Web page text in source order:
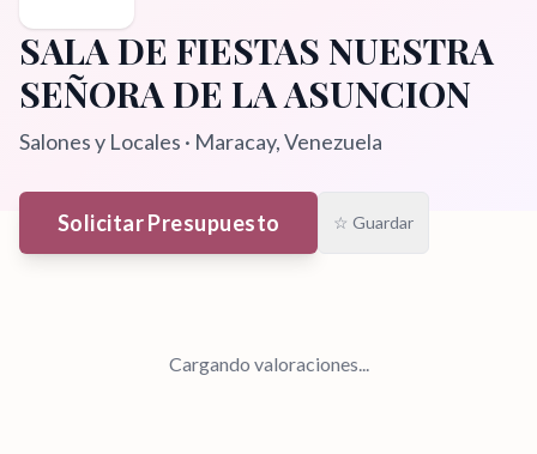
SALA DE FIESTAS NUESTRA
SEÑORA DE LA ASUNCION
Salones y Locales · Maracay, Venezuela
Solicitar Presupuesto ☆ Guardar
Cargando valoraciones...